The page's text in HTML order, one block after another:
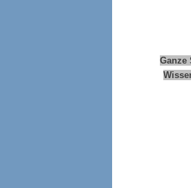
Ganze